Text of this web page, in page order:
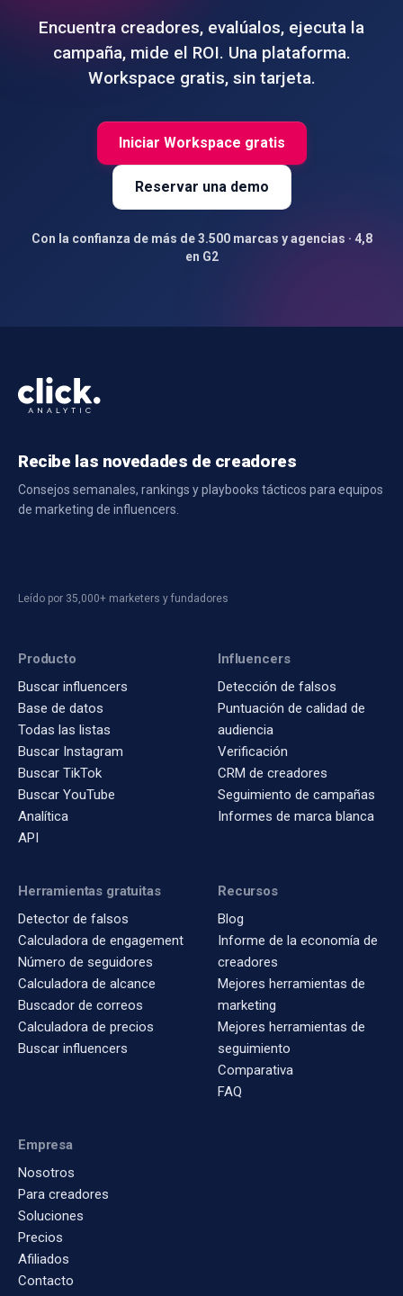
Encuentra creadores, evalúalos, ejecuta la
campaña, mide el ROI. Una plataforma.
Workspace gratis, sin tarjeta.
Iniciar Workspace gratis
Reservar una demo
Con la confianza de más de 3.500 marcas y agencias · 4,8
en G2
Recibe las novedades de creadores
Consejos semanales, rankings y playbooks tácticos para equipos
de marketing de influencers.
Leído por 35,000+ marketers y fundadores
Producto
Buscar influencers
Base de datos
Todas las listas
Buscar Instagram
Buscar TikTok
Buscar YouTube
Analítica
API
Influencers
Detección de falsos
Puntuación de calidad de
audiencia
Verificación
CRM de creadores
Seguimiento de campañas
Informes de marca blanca
Herramientas gratuitas
Detector de falsos
Calculadora de engagement
Número de seguidores
Calculadora de alcance
Buscador de correos
Calculadora de precios
Buscar influencers
Recursos
Blog
Informe de la economía de
creadores
Mejores herramientas de
marketing
Mejores herramientas de
seguimiento
Comparativa
FAQ
Empresa
Nosotros
Para creadores
Soluciones
Precios
Afiliados
Contacto